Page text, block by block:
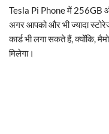
Tesla Pi Phone में 256GB
अगर आपको और भी ज्यादा
कार्ड भी लगा सकते हैं, क्योंकि,
मिलेगा।